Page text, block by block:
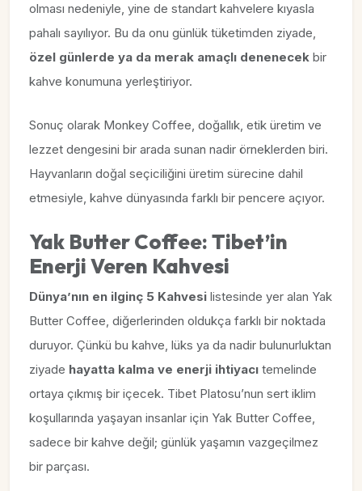
olması nedeniyle, yine de standart kahvelere kıyasla
pahalı sayılıyor. Bu da onu günlük tüketimden ziyade,
özel günlerde ya da merak amaçlı denenecek bir
kahve konumuna yerleştiriyor.
Sonuç olarak Monkey Coffee, doğallık, etik üretim ve
lezzet dengesini bir arada sunan nadir örneklerden biri.
Hayvanların doğal seçiciliğini üretim sürecine dahil
etmesiyle, kahve dünyasında farklı bir pencere açıyor.
Yak Butter Coffee: Tibet’in
Enerji Veren Kahvesi
Dünya’nın en ilginç 5 Kahvesi listesinde yer alan Yak
Butter Coffee, diğerlerinden oldukça farklı bir noktada
duruyor. Çünkü bu kahve, lüks ya da nadir bulunurluktan
ziyade hayatta kalma ve enerji ihtiyacı temelinde
ortaya çıkmış bir içecek. Tibet Platosu’nun sert iklim
koşullarında yaşayan insanlar için Yak Butter Coffee,
sadece bir kahve değil; günlük yaşamın vazgeçilmez
bir parçası.